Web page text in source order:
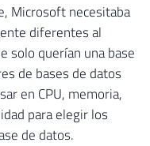
Microsoft necesitaba
diferentes al
solo querían una base
de bases de datos
en CPU, memoria,
para elegir los
de datos.